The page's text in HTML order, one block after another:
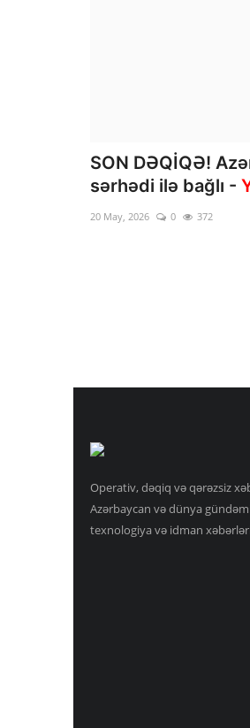
SON DƏQİQƏ!
sərhədi ilə bağlı -
20 May, 2026 0 372
Operativ, dəqiq və qərəzsiz
Azərbaycan və dünya
texnologiya və idman